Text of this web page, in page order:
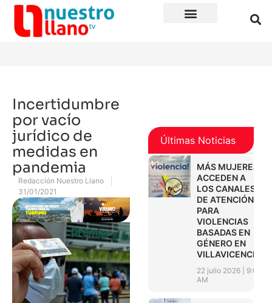
Incertidumbre
por vacío
jurídico de
medidas en
pandemia
Redacción Nuestro Llano
31/01/2021
Últimas Noticias
MÁS MUJERES
ACCEDEN A
LOS CANALES
DE ATENCIÓN
PARA
VIOLENCIAS
BASADAS EN
GÉNERO EN
VILLAVICENCIO
22 julio 2026
9:01
AM